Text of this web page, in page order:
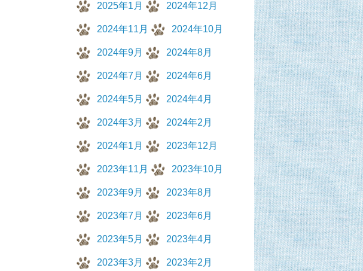
2025年1月 2024年12月
2024年11月 2024年10月
2024年9月 2024年8月
2024年7月 2024年6月
2024年5月 2024年4月
2024年3月 2024年2月
2024年1月 2023年12月
2023年11月 2023年10月
2023年9月 2023年8月
2023年7月 2023年6月
2023年5月 2023年4月
2023年3月 2023年2月